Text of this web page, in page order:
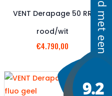
VENT Derapage 50 RR
rood/wit
€4.790,00